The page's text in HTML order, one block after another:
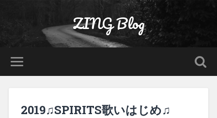
ZING Blog
2019♫SPIRITS歌いはじめ♫